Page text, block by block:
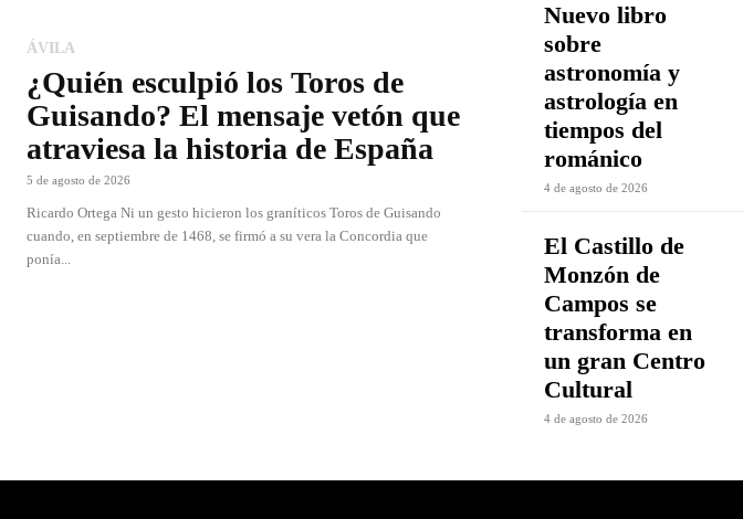
ÁVILA
¿Quién esculpió los Toros de
Guisando? El mensaje vetón que
atraviesa la historia de España
5 de agosto de 2026
Ricardo Ortega Ni un gesto hicieron los graníticos Toros de Guisando
cuando, en septiembre de 1468, se firmó a su vera la Concordia que
ponía...
Nuevo libro
sobre
astronomía y
astrología en
tiempos del
románico
4 de agosto de 2026
El Castillo de
Monzón de
Campos se
transforma en
un gran Centro
Cultural
4 de agosto de 2026